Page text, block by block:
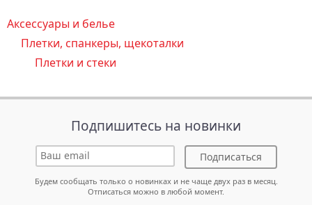
Аксессуары и белье
Плетки, спанкеры, щекоталки
Плетки и стеки
Подпишитесь на новинки
Подписаться
Будем сообщать только о новинках и не чаще двух раз в месяц.
Отписаться можно в любой момент.